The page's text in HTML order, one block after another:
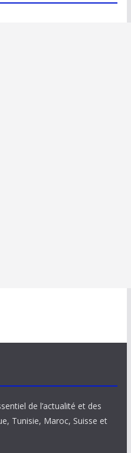
de l’actualité et des
Tunisie, Maroc, Suisse et